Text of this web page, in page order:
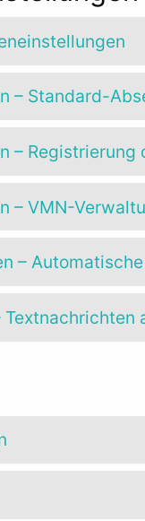
– Standard-
– Registrierung
– VMN-
–